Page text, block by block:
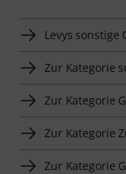
Levys
Zur Kategorie
Zur Kategorie
Zur Kategorie
Zur Kategorie